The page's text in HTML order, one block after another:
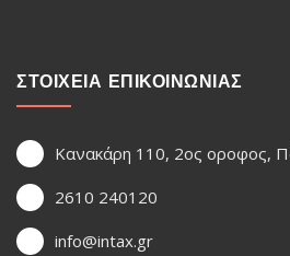
ΣΤΟΙΧΕΙΑ ΕΠΙΚΟΙΝΩΝΙΑΣ
Κανακάρη 110, 2ος οροφος,
2610 240120
info@intax.gr